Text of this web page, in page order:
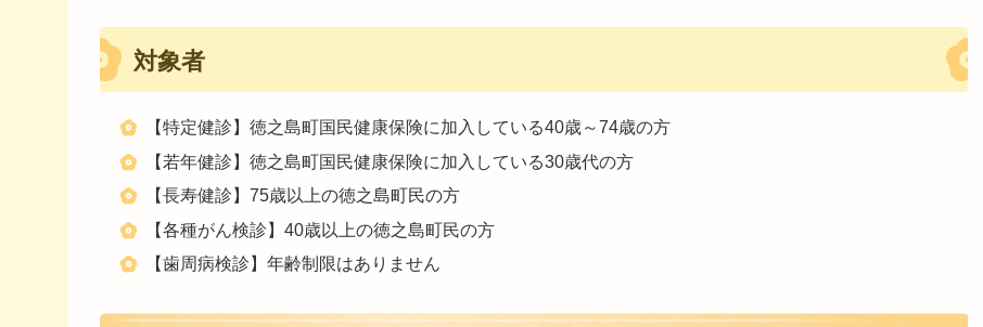
対象者
【特定健診】徳之島町国民健康保険に加入している40歳～74歳の方
【若年健診】徳之島町国民健康保険に加入している30歳代の方
【長寿健診】75歳以上の徳之島町民の方
【各種がん検診】40歳以上の徳之島町民の方
【歯周病検診】年齢制限はありません